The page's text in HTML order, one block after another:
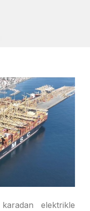
elektrikle